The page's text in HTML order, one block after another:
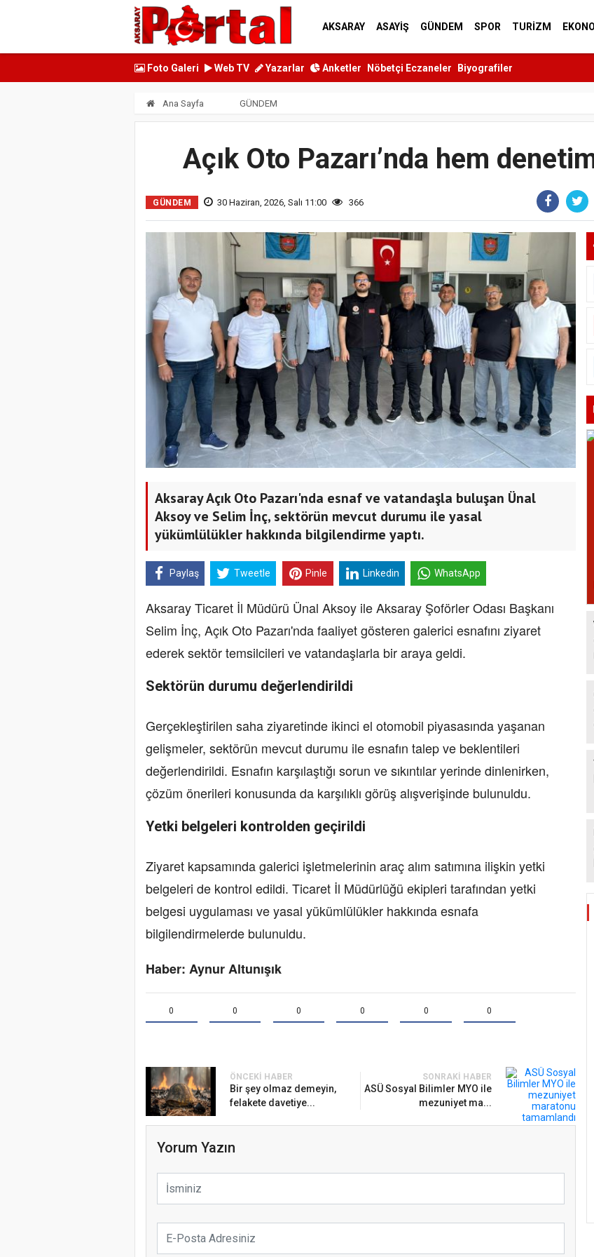
AKSARAY ASAYİŞ GÜNDEM SPOR TURİZM
Foto Galeri Web TV Yazarlar Anketler Nöbetçi Eczaneler Biyografiler
Ana Sayfa GÜNDEM
Açık Oto Pazarı’nda hem
GÜNDEM 30 Haziran, 2026, Salı 11:00 366
Aksaray Açık Oto Pazarı'nda esnaf ve vatandaşla buluşan Ünal
Aksoy ve Selim İnç, sektörün mevcut durumu ile yasal
yükümlülükler hakkında bilgilendirme yaptı.
Paylaş Tweetle Pinle Linkedin WhatsApp
Aksaray Ticaret İl Müdürü Ünal Aksoy ile Aksaray Şoförler Odası Başkanı
Selim İnç, Açık Oto Pazarı'nda faaliyet gösteren galerici esnafını ziyaret
ederek sektör temsilcileri ve vatandaşlarla bir araya geldi.
Sektörün durumu değerlendirildi
Gerçekleştirilen saha ziyaretinde ikinci el otomobil piyasasında yaşanan
gelişmeler, sektörün mevcut durumu ile esnafın talep ve beklentileri
değerlendirildi. Esnafın karşılaştığı sorun ve sıkıntılar yerinde dinlenirken,
çözüm önerileri konusunda da karşılıklı görüş alışverişinde bulunuldu.
Yetki belgeleri kontrolden geçirildi
Ziyaret kapsamında galerici işletmelerinin araç alım satımına ilişkin yetki
belgeleri de kontrol edildi. Ticaret İl Müdürlüğü ekipleri tarafından yetki
belgesi uygulaması ve yasal yükümlülükler hakkında esnafa
bilgilendirmelerde bulunuldu.
Haber: Aynur Altunışık
0 0 0 0 0 0
ÖNCEKI HABER
Bir şey olmaz demeyin,
felakete davetiye...
SONRAKI HABER
ASÜ Sosyal Bilimler MYO ile
mezuniyet ma...
Yorum Yazın